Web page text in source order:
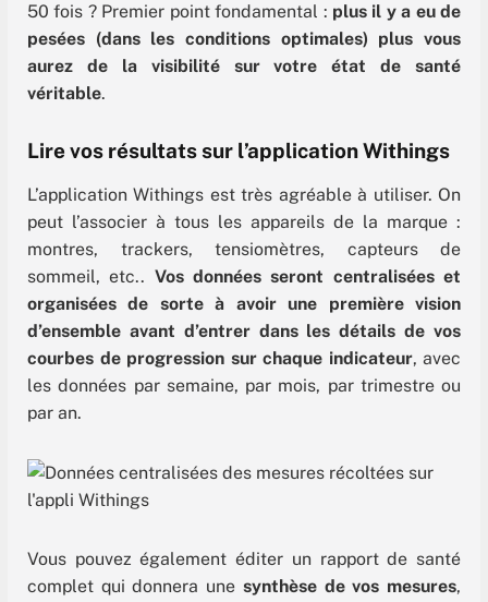
50 fois ? Premier point fondamental : plus il y a eu de
pesées (dans les conditions optimales) plus vous
aurez de la visibilité sur votre état de santé
véritable.
Lire vos résultats sur l’application Withings
L’application Withings est très agréable à utiliser. On
peut l’associer à tous les appareils de la marque :
montres, trackers, tensiomètres, capteurs de
sommeil, etc.. Vos données seront centralisées et
organisées de sorte à avoir une première vision
d’ensemble avant d’entrer dans les détails de vos
courbes de progression sur chaque indicateur, avec
les données par semaine, par mois, par trimestre ou
par an.
Vous pouvez également éditer un rapport de santé
complet qui donnera une synthèse de vos mesures,